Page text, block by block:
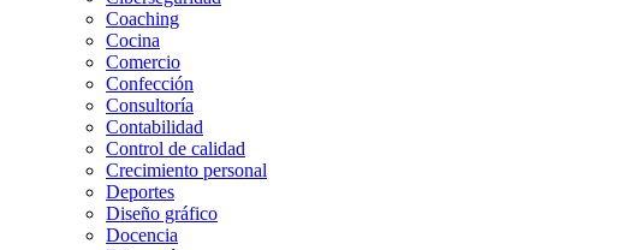
Coaching
Cocina
Comercio
Confección
Consultoría
Contabilidad
Control de calidad
Crecimiento personal
Deportes
Diseño gráfico
Docencia